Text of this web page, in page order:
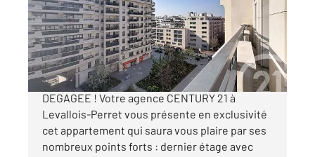
Appartement F3 à vendre
630 000 €
DERNIER ETAGE AVEC BALCON ET VUE
DEGAGEE ! Votre agence CENTURY 21 à
Levallois-Perret vous présente en exclusivité
cet appartement qui saura vous plaire par ses
nombreux points forts : dernier étage avec